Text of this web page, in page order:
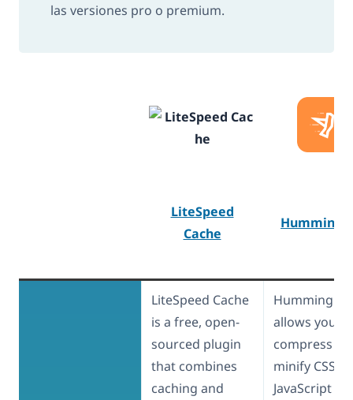
las versiones pro o premium.
LiteSpeed
Cache
LiteSpeed Cache
is a free, open-
sourced plugin
that combines
caching and
allows you to
compress
minify CSS
JavaScript